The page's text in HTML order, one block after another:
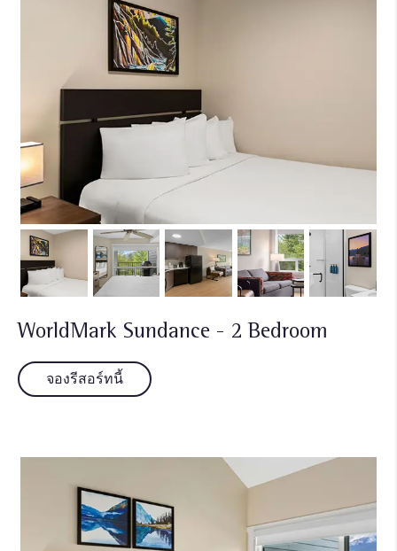
WorldMark Sundance - 2 Bedroom
จองรีสอร์ทนี้